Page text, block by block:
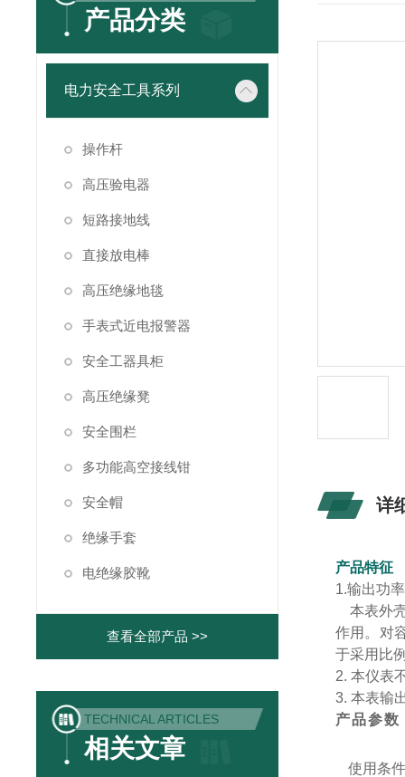
产品分类
电力安全工具系列
操作杆
高压验电器
短路接地线
直接放电棒
高压绝缘地毯
手表式近电报警器
安全工器具柜
高压绝缘凳
安全围栏
多功能高空接线钳
安全帽
绝缘手套
电绝缘胶靴
查看全部产品 >>
TECHNICAL ARTICLES
相关文章
详
产品特征
1.输出功
本表外
作用。对
于采用比
2. 本仪表
3. 本表输
产品参数
使用条